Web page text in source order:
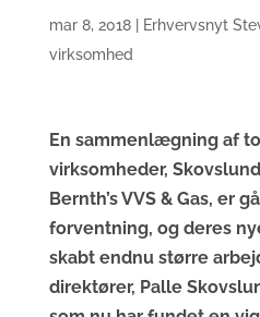
mar 8, 2018| Erhvervsnyt
virksomhed
En sammenlægning af
virksomheder,
Bernth’s VVS & Gas, er
forventning, og deres
skabt endnu større
direktører, Palle